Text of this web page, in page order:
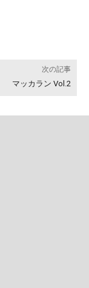
次の記事
マッカラン Vol.2